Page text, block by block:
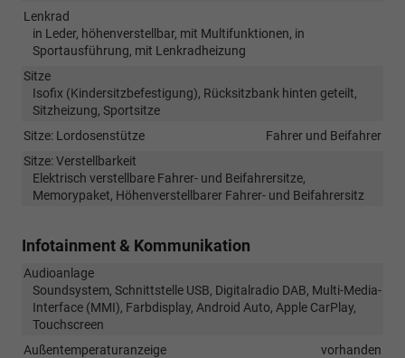
Lenkrad
in Leder, höhenverstellbar, mit Multifunktionen, in
Sportausführung, mit Lenkradheizung
Sitze
Isofix (Kindersitzbefestigung), Rücksitzbank hinten geteilt,
Sitzheizung, Sportsitze
Sitze: Lordosenstütze
Fahrer und Beifahrer
Sitze: Verstellbarkeit
Elektrisch verstellbare Fahrer- und Beifahrersitze,
Memorypaket, Höhenverstellbarer Fahrer- und Beifahrersitz
Infotainment & Kommunikation
Audioanlage
Soundsystem, Schnittstelle USB, Digitalradio DAB, Multi-Media-
Interface (MMI), Farbdisplay, Android Auto, Apple CarPlay,
Touchscreen
Außentemperaturanzeige
vorhanden